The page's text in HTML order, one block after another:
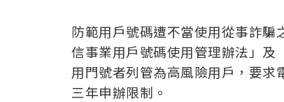
防範用戶號碼遭不當使用從事詐騙
信事業用戶號碼使用管理辦法」及
用門號者列管為高風險用戶，要求
三年申辦限制。